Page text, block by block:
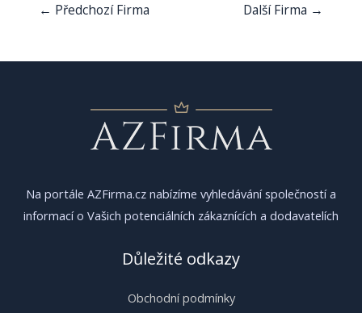
Navigace
← Předchozí Firma Další Firma →
Na portále AZFirma.cz nabízíme vyhledávání společností a
informací o Vašich potenciálních zákaznících a dodavatelích
Důležité odkazy
Obchodní podmínky